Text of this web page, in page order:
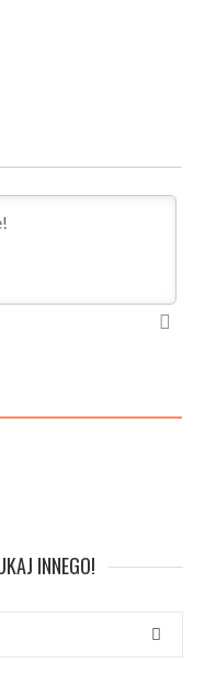
INNEGO!